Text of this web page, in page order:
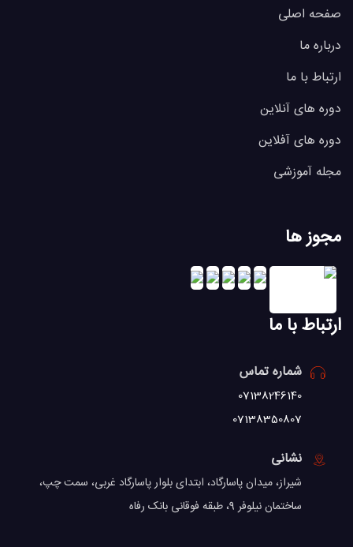
صفحه اصلی
درباره ما
ارتباط با ما
دوره های آنلاین
دوره های آفلاین
مجله آموزشی
مجوز ها
ارتباط با ما
شماره تماس
07138246140
07138350807
نشانی
شیراز، میدان پاسارگاد، ابتدای بلوار پاسارگاد غربی، سمت چپ،
ساختمان نیلوفر 9، طبقه فوقانی بانک رفاه